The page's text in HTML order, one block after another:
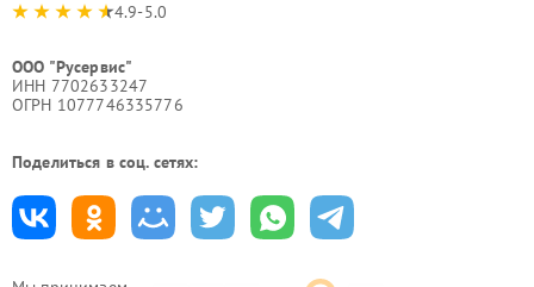
4.9-5.0
ООО "Русервис"
ИНН 7702633247
ОГРН 1077746335776
Поделиться в соц. сетях: